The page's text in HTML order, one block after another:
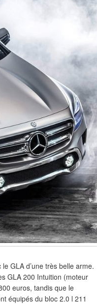
GLA d’une très belle arme.
GLA 200 Intuition (moteur
euros, tandis que le
équipés du bloc 2.0 l 211